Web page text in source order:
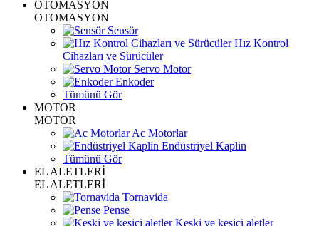
OTOMASYON
OTOMASYON
Sensör
Hız Kontrol
Cihazları ve Sürücüler
Servo Motor
Enkoder
Tümünü Gör
MOTOR
MOTOR
Ac Motorlar
Endüstriyel Kaplin
Tümünü Gör
EL ALETLERİ
EL ALETLERİ
Tornavida
Pense
Keski ve kesici aletler